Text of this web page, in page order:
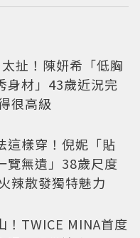
扯！陳妍希「低胸
身材」43歲近況完
很高級
這樣穿！倪妮「貼
覽無遺」38歲尺度
辣散發獨特魅力
！TWICE MINA首度